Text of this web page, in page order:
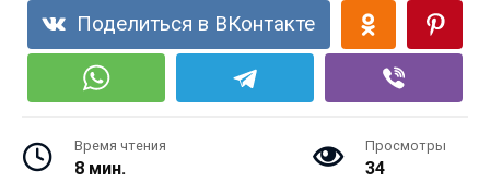
Поделиться в ВКонтакте
Время чтения
8 мин.
Просмотры
34